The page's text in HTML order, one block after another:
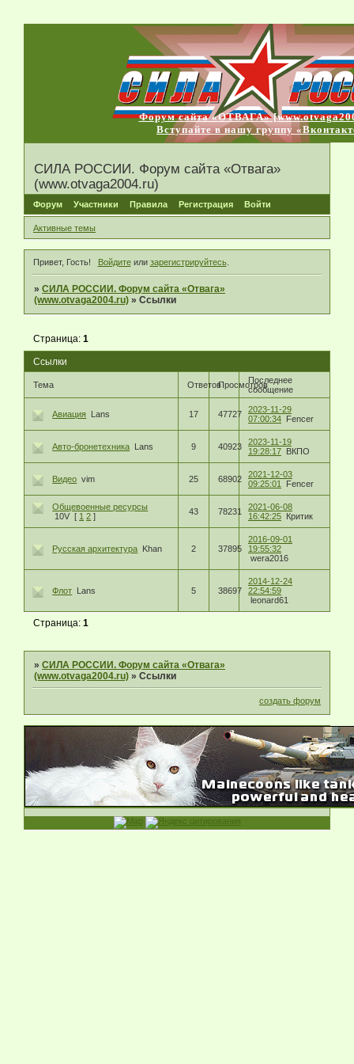
Форум сайта «ОТВАГА»
Вступайте в нашу группу
СИЛА РОССИИ. Форум сайта «Отвага»
(www.otvaga2004.ru)
Форум Участники Правила Регистрация Войти
Активные темы
Привет, Гость! Войдитеили зарегистрируйтесь.
»СИЛА РОССИИ. Форум сайта «Отвага»
(www.otvaga2004.ru) »Ссылки
Ссылки
Страница:1
Тема ОтветовПросмотровПоследнее
сообщение
Авиация Lans 17 47727
2023-11-29
07:00:34 Fencer
Авто-бронетехника Lans 9 40923
2023-11-19
19:28:17 ВКПО
Видео vim 25 68902
2021-12-03
09:25:01
Fencer
Общевоенные ресурсы
10V [ 1 2 ] 43 78231
2021-06-08
16:42:25 Критик
Русская архитектура Khan 2 37895
2016-09-01
19:55:32
wera2016
Флот Lans 5 38697
2014-12-24
22:54:59
leonard61
Страница:1
»СИЛА РОССИИ. Форум сайта «Отвага»
(www.otvaga2004.ru) »Ссылки
создать форум